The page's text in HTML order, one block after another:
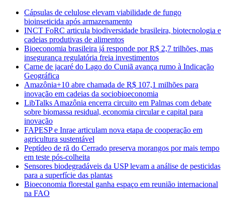
Skip
content
Cápsulas de celulose elevam viabilidade de fungo
bioinseticida após armazenamento
INCT FoRC articula biodiversidade brasileira, biotecnologia e
cadeias produtivas de alimentos
Bioeconomia brasileira já responde por R$ 2,7 trilhões, mas
insegurança regulatória freia investimentos
Carne de jacaré do Lago do Cuniã avança rumo à Indicação
Geográfica
Amazônia+10 abre chamada de R$ 107,1 milhões para
inovação em cadeias da sociobioeconomia
LibTalks Amazônia encerra circuito em Palmas com debate
sobre biomassa residual, economia circular e capital para
inovação
FAPESP e Inrae articulam nova etapa de cooperação em
agricultura sustentável
Peptídeo de rã do Cerrado preserva morangos por mais tempo
em teste pós-colheita
Sensores biodegradáveis da USP levam a análise de pesticidas
para a superfície das plantas
Bioeconomia florestal ganha espaço em reunião internacional
na FAO